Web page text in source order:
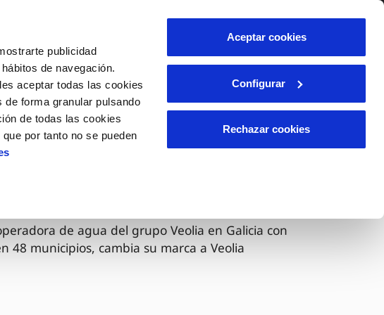
publicidad
de navegación.
aceptar todas las cookies
de forma granular pulsando
de todas las cookies
por tanto no se pueden
Aceptar cookies
Configurar
Rechazar cookies
DE DATOS
bancarios
de domicilio
INCIDENCIAS
Comunica anomalías o posibles
SERVICIO
(Defensa del
Área de clientes
de agua del grupo Veolia en Galicia con
48 municipios, cambia su marca a Veolia